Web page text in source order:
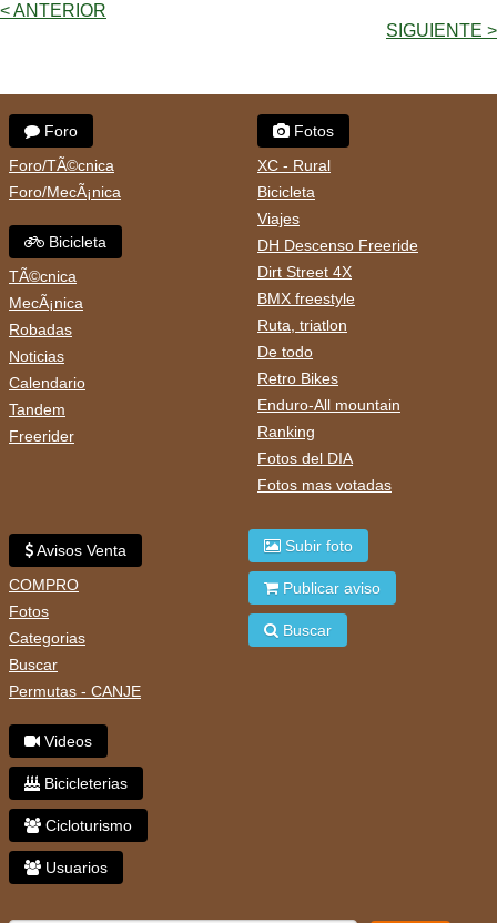
< ANTERIOR
SIGUIENTE >
Foro
Foro/TÃ©cnica
Foro/MecÃ¡nica
Bicicleta
TÃ©cnica
MecÃ¡nica
Robadas
Noticias
Calendario
Tandem
Freerider
Fotos
XC - Rural
Bicicleta
Viajes
DH Descenso Freeride
Dirt Street 4X
BMX freestyle
Ruta, triatlon
De todo
Retro Bikes
Enduro-All mountain
Ranking
Fotos del DIA
Fotos mas votadas
Avisos Venta
COMPRO
Fotos
Categorias
Buscar
Permutas - CANJE
Videos
Bicicleterias
Cicloturismo
Usuarios
Subir foto
Publicar aviso
Buscar